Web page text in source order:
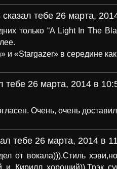
сказал тебе 26 марта,
только “A Light In The
и «Stargazer» в середине
тебе 26 марта, 2014 в
Очень, очень
тебе 26 марта, 2014 в
от вокала))).Стиль
и Кирилл хороший)).Трэк